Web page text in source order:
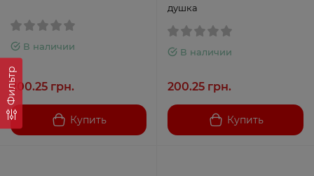
Фильтр
В наличии
200.25 грн.
Купить
душка
В наличии
200.25 грн.
Купить